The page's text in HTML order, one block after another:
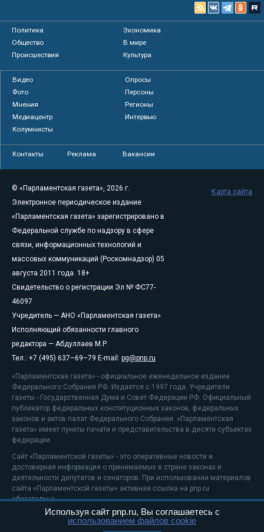
Политика
Экономика
Общество
В мире
Происшествия
Культура
Видео
Опросы
Фото
Персоны
Мнения
Регионы
Медиацентр
Интервью
Колумнисты
Контакты Реклама Вакансии
© «Парламентская газета», 2026 г.
Электронное периодическое издание
«Парламентская газета» зарегистрировано в
Федеральной службе по надзору в сфере
связи, информационных технологий и
массовых коммуникаций (Роскомнадзор) 05
августа 2011 года. 18+
Свидетельство о регистрации Эл № ФС77-
46097
Учредитель — АНО «Парламентская газета»
Исполняющий обязанности главного
редактора — Абдуллаев М.Р.
Тел.: +7 (495) 637–69–79 E-mail: pg@pnp.ru
«Парламентская газета» - официальное еженедельное издание
Федерального Собрания РФ. Издается с 1997 года. Учредители
газеты - Государственная Дума и Совет Федерации РФ. Официальный
публикатор федеральных конституционных законов, федеральных
законов и актов палат Федерального Собрания. «Парламентская
газета» имеет пункты печати и представительства в десяти субъектах
федерации.
Сайт «Парламентской газеты» - это оперативные новости и
достоверная информация о принимаемых в стране законах и
деятельности депутатов и сенаторов. При использовании материалов
сайта «Парламентской газеты» активная ссылка на pnp.ru
обязательна.
На информационном ресурсе применяютсярекомендательные
Карта сайта
Используя сайт pnp.ru, Вы соглашаетесь с
использованием файлов cookie